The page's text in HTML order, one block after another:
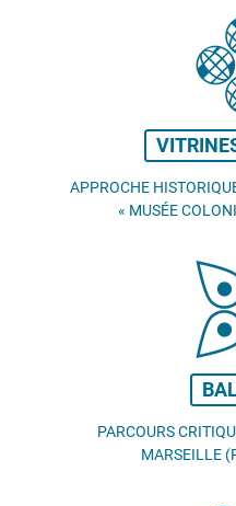
APPROCHE
« MUSÉE
PARCOURS
MARSEILLE